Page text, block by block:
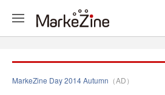
MarkeZine Day 2014 Autumn （AD）